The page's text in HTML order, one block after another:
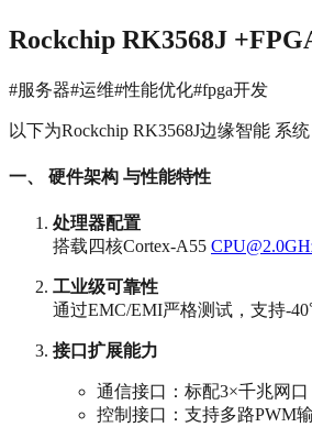
Rockchip RK3568J
#服务器#运维#性能优化#fpga开发
以下为Rockchip RK3568J边缘智能 系
一、 硬件架构 与性能特性
处理器配置
搭载四核Cortex-A55
工业级可靠性
通过EMC/EMI严格测试，支持-
接口扩展能力
通信接口：标配3×千兆网
控制接口：支持多路PWM